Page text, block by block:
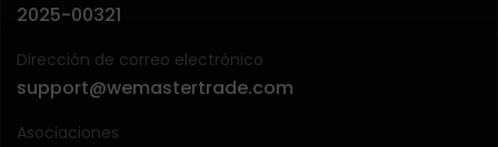
2025-00321
Dirección de correo electrónico
support@wemastertrade.com
Asociaciones